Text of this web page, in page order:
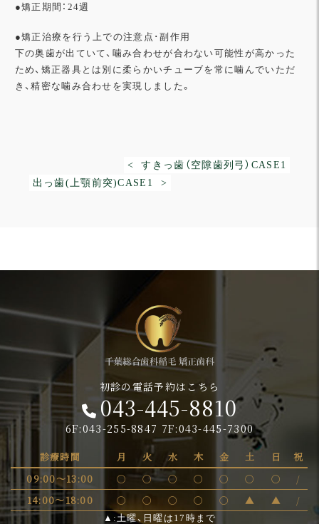
●矯正期間：24週
●矯正治療を行う上での注意点･副作用
下の奥歯が出ていて、噛み合わせが合わない可能性が高かった
ため、矯正器具とは別に柔らかいチューブを常に噛んでいただ
き、精密な噛み合わせを実現しました。
< すきっ歯（空隙歯列弓）CASE1
出っ歯(上顎前突)CASE1 >
初診の電話予約はこちら
043-445-8810
6F:043-255-8847 7F:043-445-7300
診療時間 月 火 水 木 金 土 日
祝
09:00～13:00
〇 〇 〇 〇 〇 〇 〇
/
14:00～18:00
〇 〇 〇 〇 〇 ▲ ▲ /
▲:土曜、日曜は17時まで